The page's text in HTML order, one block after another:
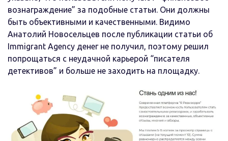
вознаграждение” за подобные статьи. Они должны
быть объективными и качественными. Видимо
Анатолий Новосельцев после публикации статьи об
Immigrant Agency денег не получил, поэтому решил
попрощаться с неудачной карьерой “писателя
детективов” и больше не заходить на площадку.